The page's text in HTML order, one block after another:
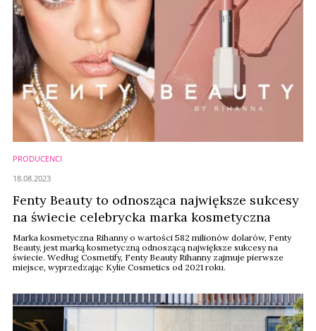
PRODUCENCI
Fenty Beauty to odnosząca największe sukcesy
na świecie celebrycka marka kosmetyczna
Marka kosmetyczna Rihanny o wartości 582 milionów dolarów, Fenty
Beauty, jest marką kosmetyczną odnoszącą największe sukcesy na
świecie. Według Cosmetify, Fenty Beauty Rihanny zajmuje pierwsze
miejsce, wyprzedzając Kylie Cosmetics od 2021 roku.
18.08.2023